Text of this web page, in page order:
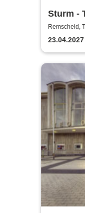
Sturm -
Remscheid,
Remscheid
23.04.2027